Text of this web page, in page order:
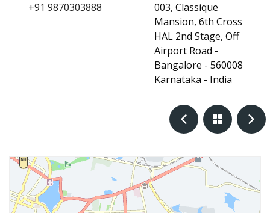
+91 9870303888
003, Classique
Mansion, 6th Cross
HAL 2nd Stage, Off
Airport Road -
Bangalore - 560008
Karnataka - India